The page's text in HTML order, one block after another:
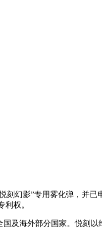
刻幻影”专用雾化弹，并
权。
及海外部分国家。悦刻